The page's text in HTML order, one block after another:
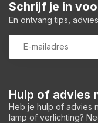
Hulp of advies
Heb je hulp of advies
lamp of verlichting?
Schrijf je in
En ontvang tips,